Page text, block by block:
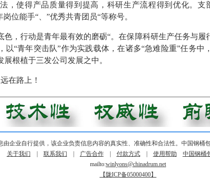
，使得产品质量得到提高，科研生产流程得到优化。支
位能手“、”优秀共青团员“等称号。
色，行动是青年最有效的磨砺“。在保障科研生产任务与
以“青年突击队”作为实践载体，在诸多“急难险重”任务
根植于三发公司发展之中。
在路上！
由企业自行提供，该企业负责信息内容的真实性、准确性和合法性。中国钢桶
关于我们
联系我们 广告合作| 付款方式| 使用帮助 中国钢桶
mailto:winlyons@chinadrum.net
【陇ICP备05000400】